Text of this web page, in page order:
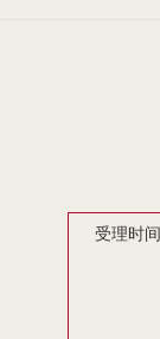
受理时间